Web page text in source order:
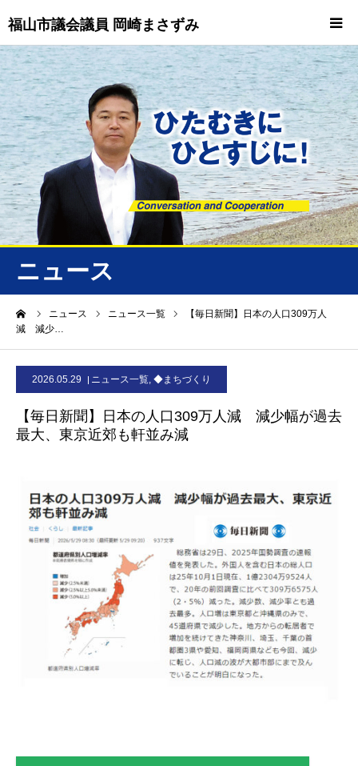
福山市議会議員 岡崎まさずみ
ニュース
ニュース ニュース一覧
【毎日新聞】日本の人口309万人
減 減少…
2026.05.29 ニュース一覧, ◆まちづくり
【毎日新聞】日本の人口309万人減 減少幅が過去
最大、東京近郊も軒並み減
HOME
重要情報
プロフィール
ニュース/トピックス
ニュース
お問合せ